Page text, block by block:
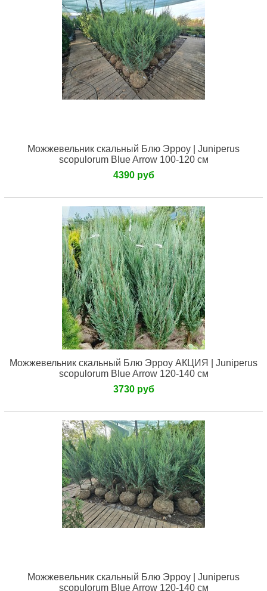
Можжевельник скальный Блю Эрроу | Juniperus
scopulorum Blue Arrow 100-120 см
4390 руб
Можжевельник скальный Блю Эрроу АКЦИЯ | Juniperus
scopulorum Blue Arrow 120-140 см
3730 руб
Можжевельник скальный Блю Эрроу | Juniperus
scopulorum Blue Arrow 120-140 см